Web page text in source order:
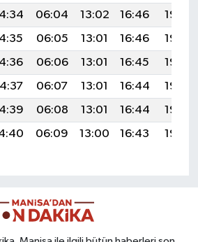
06:04 13:02 16:46
19:49
06:05 13:01 16:46
19:48
06:06 13:01 16:45
19:46
06:07 13:01 16:44
19:45
06:08 13:01 16:44
19:44
06:09 13:00 16:43 19:42